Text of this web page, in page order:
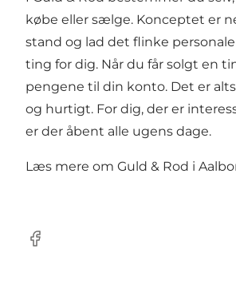
købe eller sælge. Konceptet er
stand og lad det flinke
ting for dig. Når du får solgt en
pengene til din konto. Det er
og hurtigt. For dig, der er
er der åbent alle ugens dage.
Læs mere om Guld & Rod i
Facebook